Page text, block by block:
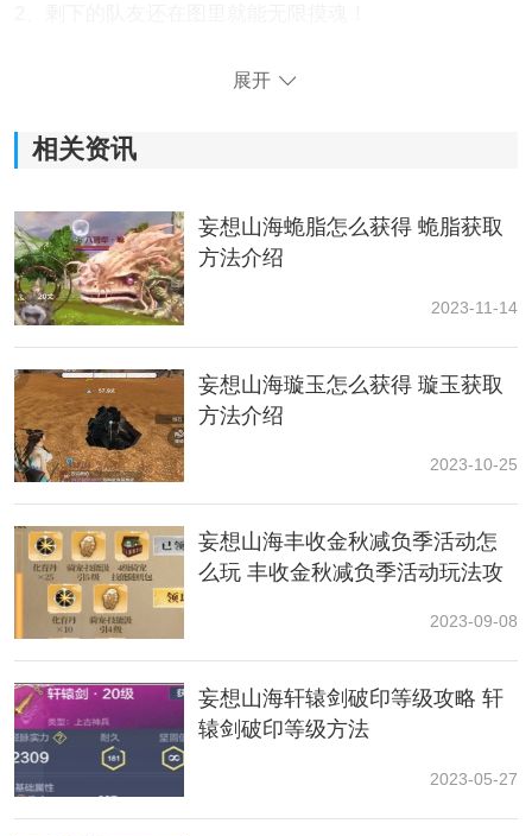
3、主要就是靠共享万年图的队长退出拆图，图内的剩余
注：目前官方已经在逐步修复卡无限万年图的bug了，玩
妄想山海卡万年图什么意思
妄想山海卡万年图的功能性很高，但总体有两种，分别
是：
1、通过万年图的利用，玩家可以将之兑换为高价值的物
资或者说人民币；
2、通过万年图，玩家有机会获得龙吟和开天图纸；
展开
相关资讯
妄想山海蛫脂怎么获得 蛫脂获取
方法介绍
2023-11-14
妄想山海璇玉怎么获得 璇玉获取
方法介绍
2023-10-25
妄想山海丰收金秋减负季活动怎
么玩 丰收金秋减负季活动玩法攻
2023-09-08
妄想山海轩辕剑破印等级攻略 轩
辕剑破印等级方法
2023-05-27